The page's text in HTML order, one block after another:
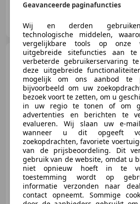
NL-4624 JK BERGEN OP ZOOM
SEAT
€
01/2010 236.808 km Benzine
Geavanceerde paginafuncties
Wij en derden gebruiken
technologische middelen,
vergelijkbare tools op onze
uitgebreide sitefuncties aan
verbeterde gebruikerservaring
deze uitgebreide
mogelijk om ons aanbod te
bijvoorbeeld om uw
bezoek voort te zetten, om u
in uw regio te tonen of om
advertenties en berichten te
evalueren. Wij slaan uw e-
wanneer u dit opgeeft
zoekopdrachten, favoriete
van de prijsbeoordeling. Dit
gebruik van de website, omdat u
niet opnieuw hoeft in te
toestemming wordt op
informatie verzonden naar
contact opneemt. Sommige